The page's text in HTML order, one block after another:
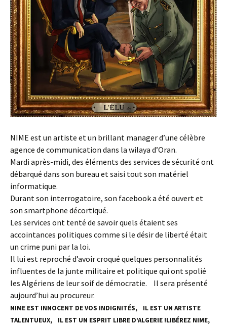
NIME est un artiste et un brillant manager d’une célèbre
agence de communication dans la wilaya d’Oran.
Mardi après-midi, des éléments des services de sécurité ont
débarqué dans son bureau et saisi tout son matériel
informatique.
Durant son interrogatoire, son facebook a été ouvert et
son smartphone décortiqué.
Les services ont tenté de savoir quels étaient ses
accointances politiques comme si le désir de liberté était
un crime puni par la loi.
Il lui est reproché d’avoir croqué quelques personnalités
influentes de la junte militaire et politique qui ont spolié
les Algériens de leur soif de démocratie. Il sera présenté
aujourd’hui au procureur.
NIME EST INNOCENT DE VOS INDIGNITÉS, IL EST UN ARTISTE
TALENTUEUX, IL EST UN ESPRIT LIBRE D’ALGERIE !LIBÉREZ NIME,